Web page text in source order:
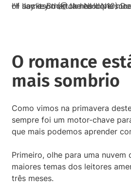
I'll say it. Booktok has done more to grow the game of hockey than the
— Jameson (@JamesonN10)
O romance
mais sombrio
Como vimos na primavera
sempre foi um motor-chave
que mais podemos aprender
Primeiro, olhe para uma nuvem
maiores temas dos leitores
três meses.